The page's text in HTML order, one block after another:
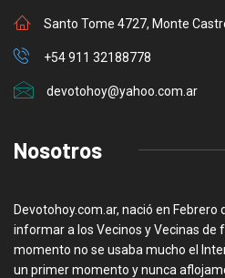
Santo Tome 4727, Monte
+54 911 32188778
devotohoy@yahoo.com.ar
Nosotros
Devotohoy.com.ar, nació en Febrero
informar a los Vecinos y Vecinas de
momento no se usaba mucho el
un primer momento y nunca